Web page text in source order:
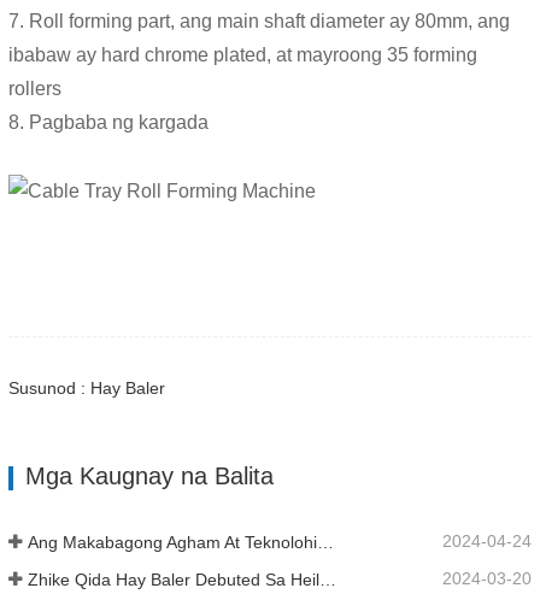
7. Roll forming part, ang main shaft diameter ay 80mm, ang
ibabaw ay hard chrome plated, at mayroong 35 forming
rollers
8. Pagbaba ng kargada
Susunod : Hay Baler
Mga Kaugnay na Balita
2024-04-24
Zhike Qida Hay Baler Debuted Sa Heilongjiang Agricultural Machinery Exhibition 2024-03-20